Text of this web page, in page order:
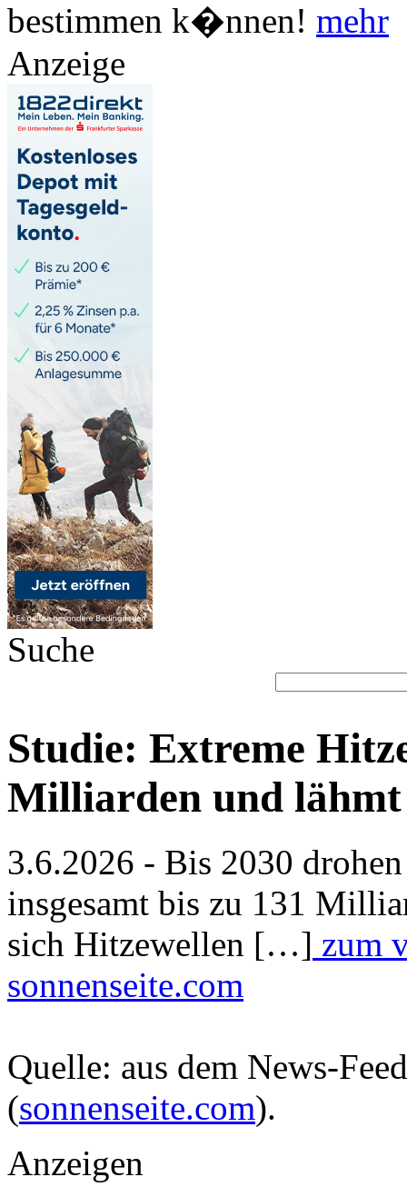
bestimmen k�nnen! mehr
Anzeige
Suche
Studie: Extreme
Milliarden und
3.6.2026 - Bis 2030
insgesamt bis zu 131
sich Hitzewellen […] zum
sonnenseite.com
Quelle: aus dem News-
(sonnenseite.com).
Anzeigen